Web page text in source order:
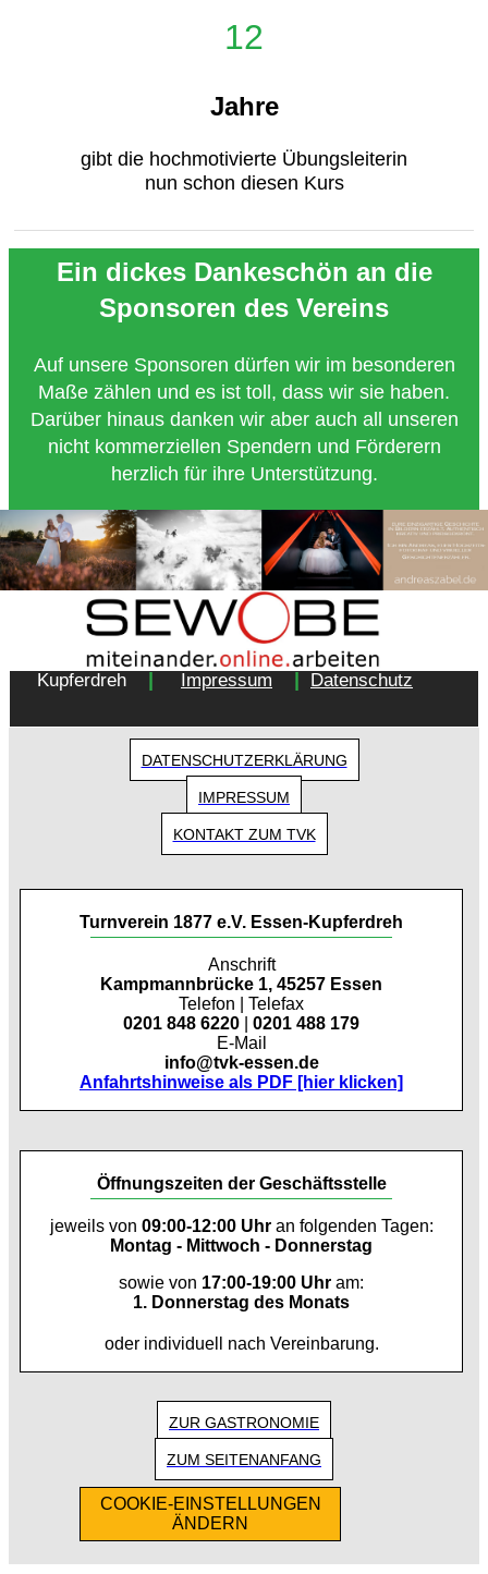
12
Jahre
gibt die hochmotivierte Übungsleiterin
nun schon diesen Kurs
Ein dickes Dankeschön an die
Sponsoren des Vereins
Auf unsere Sponsoren dürfen wir im besonderen
Maße zählen und es ist toll, dass wir sie haben.
Darüber hinaus danken wir aber auch all unseren
nicht kommerziellen Spendern und Förderern
herzlich für ihre Unterstützung.
Copyright 2018 - Turnverein 1877 e.V. Essen-
Kupferdreh
| Impressum | Datenschutz
DATENSCHUTZERKLÄRUNG
IMPRESSUM
KONTAKT ZUM TVK
Turnverein 1877 e.V. Essen-Kupferdreh
Anschrift
Kampmannbrücke 1, 45257 Essen
Telefon | Telefax
0201 848 6220
0201 488 179
E-Mail
info@tvk-essen.de
Anfahrtshinweise als PDF [hier klicken]
Öffnungszeiten der Geschäftsstelle
jeweils von 09:00-12:00 Uhran folgenden Tagen:
Montag - Mittwoch - Donnerstag
sowie von 17:00-19:00 Uhr am:
1. Donnerstag des Monats
oder individuell nach Vereinbarung.
ZUR GASTRONOMIE
ZUM SEITENANFANG
COOKIE-EINSTELLUNGEN
ÄNDERN